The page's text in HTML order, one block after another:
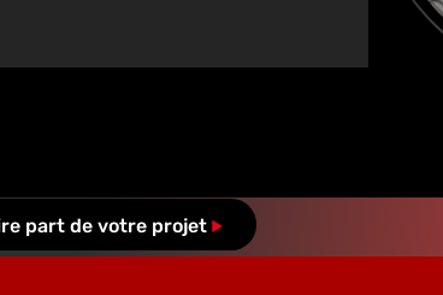
part de votre projet